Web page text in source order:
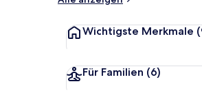
Wichtigste Merkmale
Für Familien (6)